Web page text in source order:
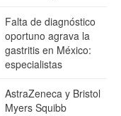
Falta de diagnóstico
oportuno agrava la
gastritis en México:
especialistas
AstraZeneca y Bristol
Myers Squibb